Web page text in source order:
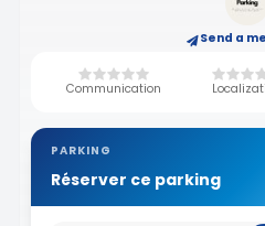
Send a
Communication
PARKING
Réserver ce parking